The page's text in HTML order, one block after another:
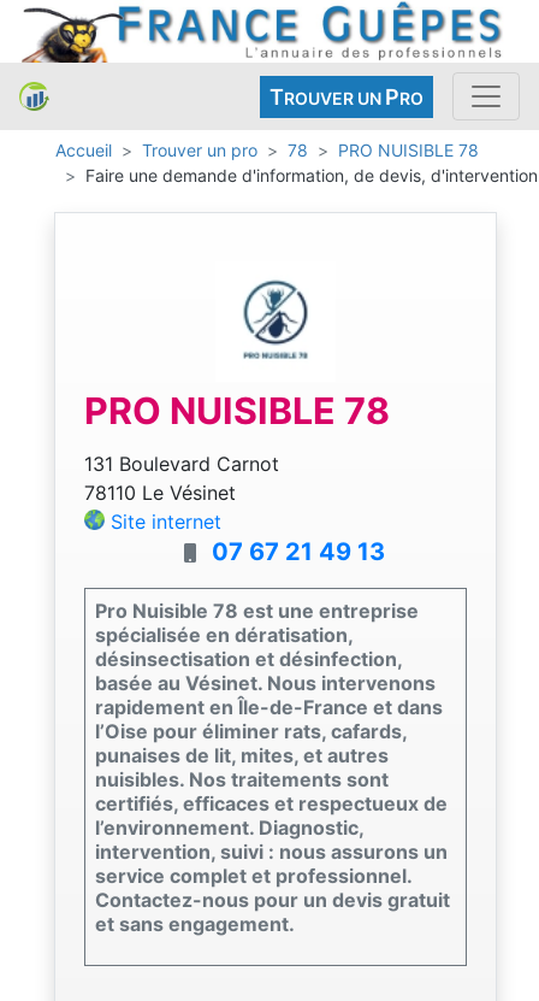
TROUVER UN PRO
Accueil Trouver un pro 78
PRO NUISIBLE 78
Faire une demande d'information, de devis, d'intervention
PRO NUISIBLE 78
131 Boulevard Carnot
78110 Le Vésinet
Site internet
07 67 21 49 13
Pro Nuisible 78 est une entreprise
spécialisée en dératisation,
désinsectisation et désinfection,
basée au Vésinet. Nous intervenons
rapidement en Île-de-France et dans
l’Oise pour éliminer rats, cafards,
punaises de lit, mites, et autres
nuisibles. Nos traitements sont
certifiés, efficaces et respectueux de
l’environnement. Diagnostic,
intervention, suivi : nous assurons un
service complet et professionnel.
Contactez-nous pour un devis gratuit
et sans engagement.